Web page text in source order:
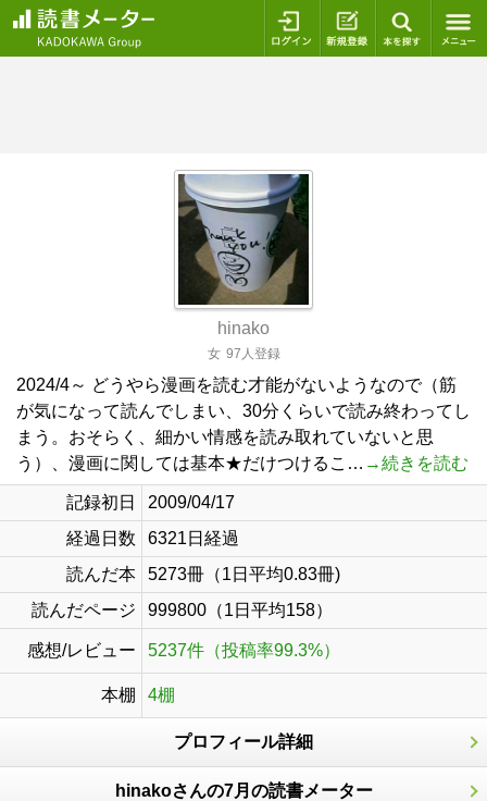
ログイン 新規登録
hinako
女 97人登録
2024/4～ どうやら漫画を読む才能がないようなので（筋
が気になって読んでしまい、30分くらいで読み終わってし
まう。おそらく、細かい情感を読み取れていないと思
う）、漫画に関しては基本★だけつけるこ… →続きを読む
記録初日
2009/04/17
経過日数
6321日経過
読んだ本
5273冊（1日平均0.83冊)
読んだページ
999800（1日平均158）
感想/レビュー 5237件（投稿率99.3%）
本棚 4棚
プロフィール詳細
hinakoさんの7月の読書メーター